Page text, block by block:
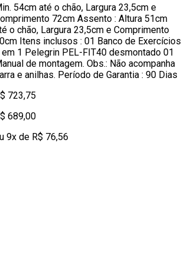
54cm até o chão, Largura 23,5cm e
72cm Assento : Altura 51cm
o chão, Largura 23,5cm e Comprimento
Itens inclusos : 01 Banco de Exercícios
1 Pelegrin PEL-FIT40 desmontado 01
de montagem. Obs.: Não acompanha
e anilhas. Período de Garantia : 90 Dias
723,75
689,00
9x de R$ 76,56